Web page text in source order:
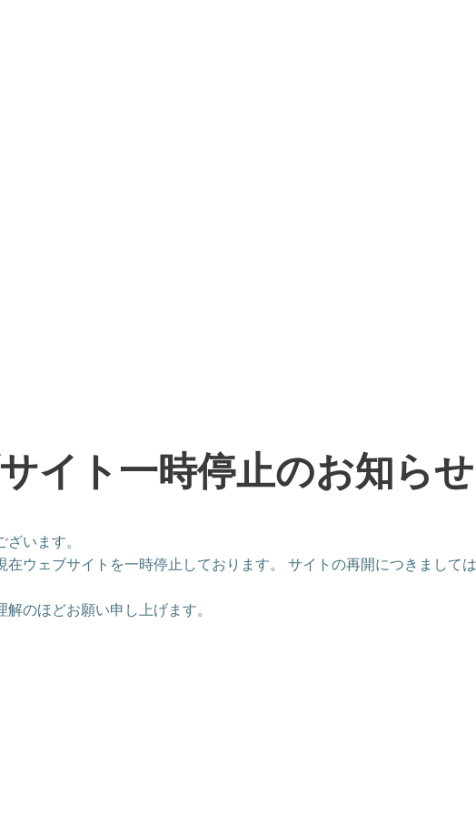
イト一時停止のお知らせ
います。
ウェブサイトを一時停止しております。 サイトの再開につきまして
のほどお願い申し上げます。